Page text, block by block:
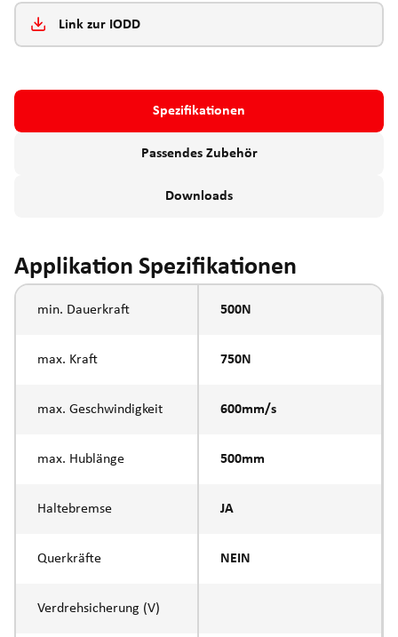
Link zur IODD
Spezifikationen
Passendes Zubehör
Downloads
Applikation Spezifikationen
min. Dauerkraft 500N
max. Kraft 750N
max. Geschwindigkeit 600mm/s
max. Hublänge 500mm
Haltebremse JA
Querkräfte NEIN
Verdrehsicherung (V)